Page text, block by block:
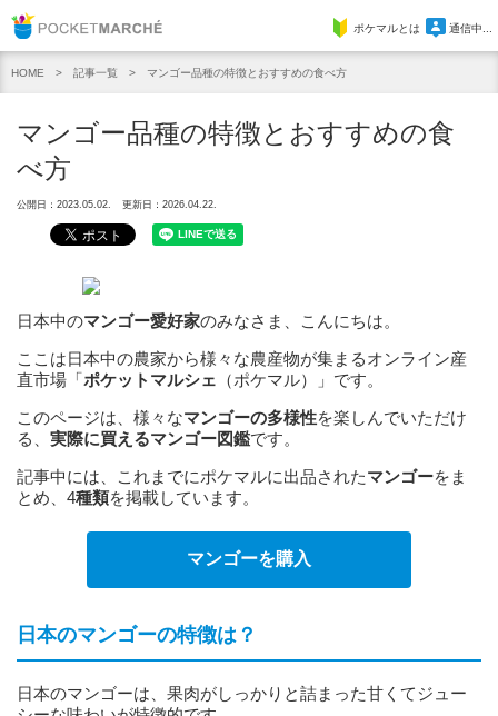
Pocket Marcheポケマルとは 通信中...
HOME 記事一覧 マンゴー品種の特徴とおすすめの食べ方
マンゴー品種の特徴とおすすめの食
べ方
公開日：2023.05.02. 更新日：2026.04.22.
日本中のマンゴー愛好家のみなさま、こんにちは。
ここは日本中の農家から様々な農産物が集まるオンライン産
直市場「ポケットマルシェ （ポケマル）」です。
このページは、様々なマンゴーの多様性を楽しんでいただけ
る、 実際に買えるマンゴー図鑑です。
記事中には、これまでにポケマルに出品されたマンゴーをま
とめ、4種類を掲載しています。
マンゴーを購入
日本のマンゴーの特徴は？
日本のマンゴーは、果肉がしっかりと詰まった甘くてジュー